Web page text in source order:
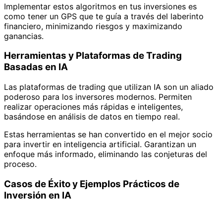
Implementar estos algoritmos en tus inversiones es
como tener un GPS que te guía a través del laberinto
financiero, minimizando riesgos y maximizando
ganancias.
Herramientas y Plataformas de Trading
Basadas en IA
Las plataformas de trading que utilizan IA son un aliado
poderoso para los inversores modernos. Permiten
realizar operaciones más rápidas e inteligentes,
basándose en análisis de datos en tiempo real.
Estas herramientas se han convertido en el mejor socio
para invertir en inteligencia artificial. Garantizan un
enfoque más informado, eliminando las conjeturas del
proceso.
Casos de Éxito y Ejemplos Prácticos de
Inversión en IA